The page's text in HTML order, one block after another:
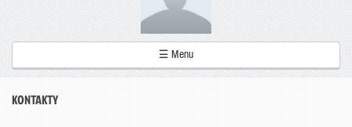
☰ Menu
KONTAKTY